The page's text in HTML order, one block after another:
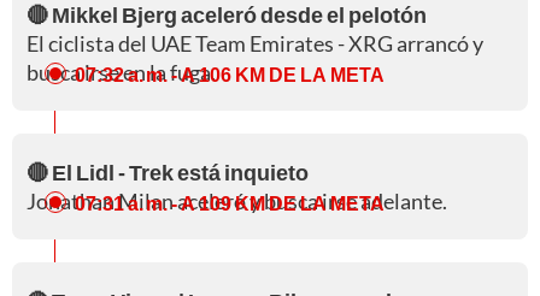
🔴 Mikkel Bjerg aceleró desde el pelotón
El ciclista del UAE Team Emirates - XRG arrancó y
busca irse en la fuga.
07:32 a. m.- A 106 KM DE LA META
🔴 El Lidl - Trek está inquieto
Jonathan Milan aceleró y busca irse adelante.
07:31 a. m.- A 109 KM DE LA META